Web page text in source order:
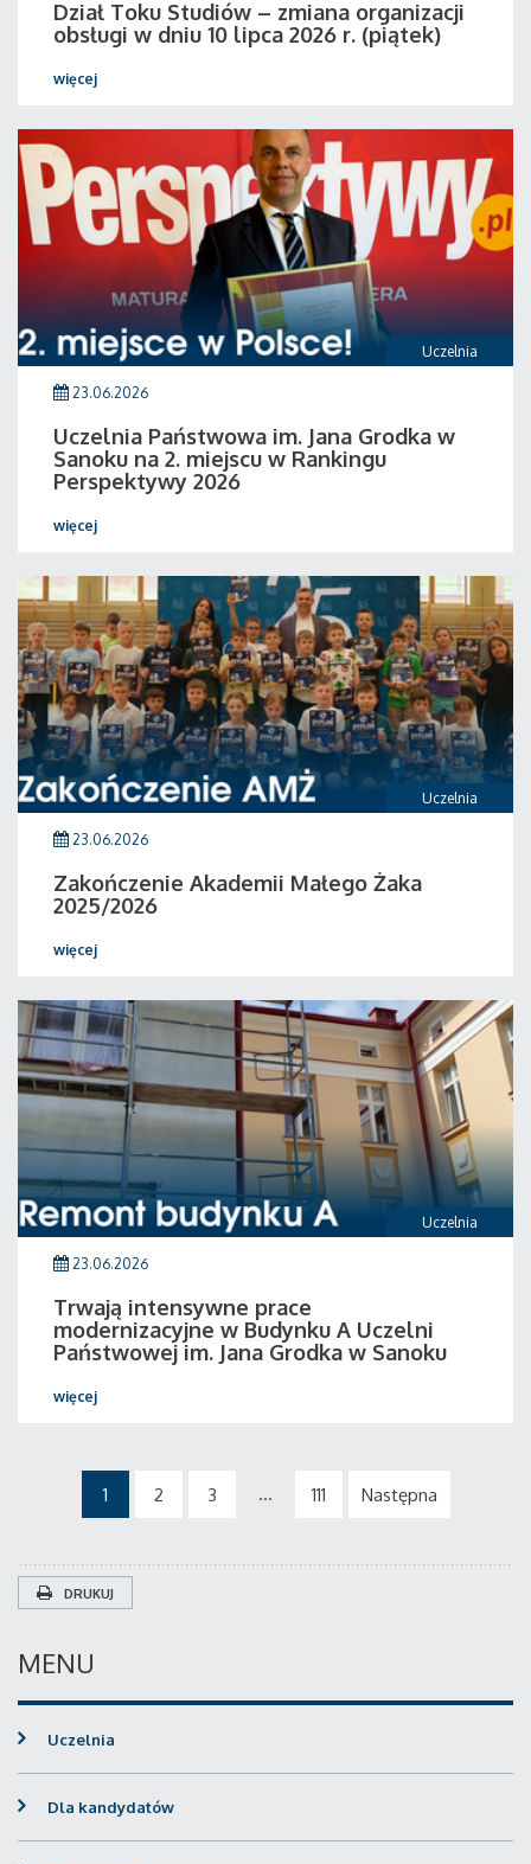
Dział Toku Studiów – zmiana organizacji
obsługi w dniu 10 lipca 2026 r. (piątek)
więcej
Uczelnia
23.06.2026
Uczelnia Państwowa im. Jana Grodka w
Sanoku na 2. miejscu w Rankingu
Perspektywy 2026
więcej
Uczelnia
23.06.2026
Zakończenie Akademii Małego Żaka
2025/2026
więcej
Uczelnia
23.06.2026
Trwają intensywne prace
modernizacyjne w Budynku A Uczelni
Państwowej im. Jana Grodka w Sanoku
więcej
1 2 3 ... 111 Następna
DRUKUJ
MENU
Uczelnia
Dla kandydatów